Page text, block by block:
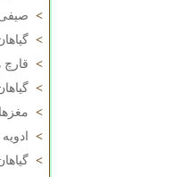
>
>
>
قارچ
>
>
>
>